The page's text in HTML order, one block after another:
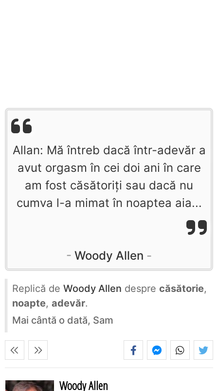
Allan: Mă întreb dacă într-adevăr a
avut orgasm în cei doi ani în care
am fost căsătoriţi sau dacă nu
cumva l-a mimat în noaptea aia...
Woody Allen
Replică de Woody Allen despre căsătorie,
noapte, adevăr.
Mai cântă o dată, Sam
Woody Allen